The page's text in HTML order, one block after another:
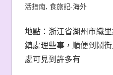
活指南, 食旅記-海外
地點：浙江省湖州市織
鎮處理些事，順便到鬧
處可見到許多有